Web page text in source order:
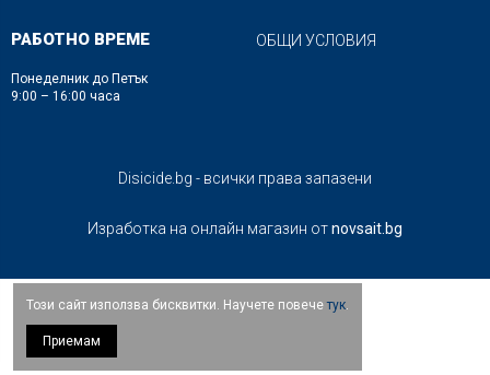
РАБОТНО ВРЕМЕ
Понеделник до Петък
9:00 – 16:00 часа
ОБЩИ УСЛОВИЯ
Disicide.bg - всички права запазени
Изработка на онлайн магазин отnovsait.bg
Този сайт използва бисквитки. Научете повечетук.
Приемам